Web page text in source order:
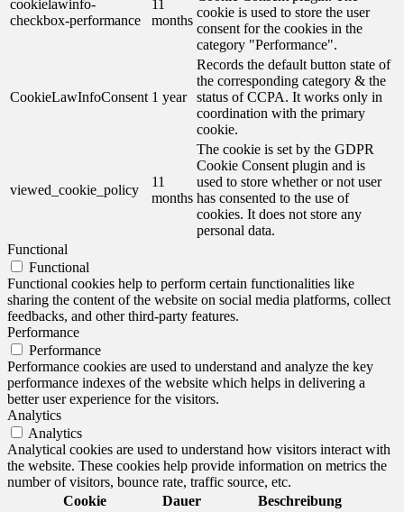
cookielawinfo-
checkbox-performance
11
months
cookie is used to store the user
consent for the cookies in the
category "Performance".
CookieLawInfoConsent 1 year
Records the default button state of
the corresponding category & the
status of CCPA. It works only in
coordination with the primary
cookie.
viewed_cookie_policy
11
months
The cookie is set by the GDPR
Cookie Consent plugin and is
used to store whether or not user
has consented to the use of
cookies. It does not store any
personal data.
Functional
Functional
Functional cookies help to perform certain functionalities like
sharing the content of the website on social media platforms, collect
feedbacks, and other third-party features.
Performance
Performance
Performance cookies are used to understand and analyze the key
performance indexes of the website which helps in delivering a
better user experience for the visitors.
Analytics
Analytics
Analytical cookies are used to understand how visitors interact with
the website. These cookies help provide information on metrics the
number of visitors, bounce rate, traffic source, etc.
Cookie
Dauer Beschreibung